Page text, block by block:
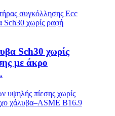
Sch30 χωρίς
με άκρο